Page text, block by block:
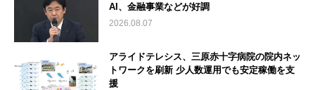
AI、金融事業などが好調
2026.08.07
アライドテレシス、三原赤十字病院の院内ネッ
トワークを刷新 少人数運用でも安定稼働を支
援